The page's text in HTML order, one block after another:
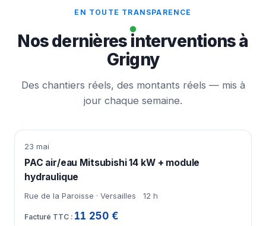
EN TOUTE TRANSPARENCE
Nos dernières interventions à
Grigny
Des chantiers réels, des montants réels — mis à
jour chaque semaine.
23 mai
PAC air/eau Mitsubishi 14 kW + module
hydraulique
Rue de la Paroisse · Versailles 12 h
11 250 €